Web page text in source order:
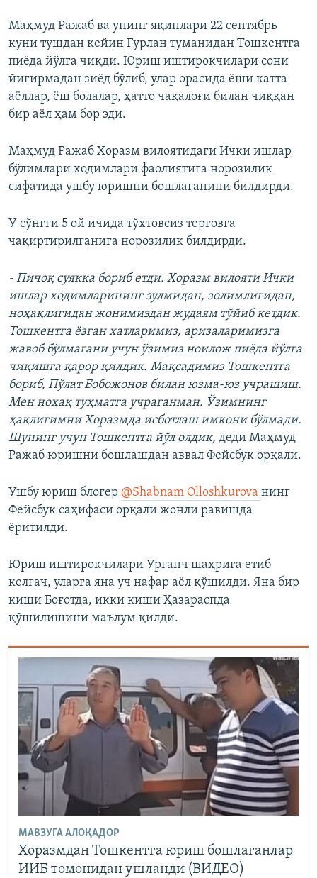
Маҳмуд Ражаб ва унинг яқинлари 22 сентябрь
куни тушдан кейин Гурлан туманидан Тошкентга
пиёда йўлга чиқди. Юриш иштирокчилари сони
йигирмадан зиёд бўлиб, улар орасида ёши катта
аёллар, ёш болалар, ҳатто чақалоғи билан чиққан
бир аёл ҳам бор эди.
Маҳмуд Ражаб Хоразм вилоятидаги Ички ишлар
бўлимлари ходимлари фаолиятига норозилик
сифатида ушбу юришни бошлаганини билдирди.
У сўнгги 5 ой ичида тўхтовсиз терговга
чақиртирилганига норозилик билдирди.
- Пичоқ суякка бориб етди. Хоразм вилояти Ички
ишлар ходимларининг зулмидан, золимлигидан,
ноҳақлигидан жонимиздан жудаям тўйиб кетдик.
Тошкентга ёзган хатларимиз, аризаларимизга
жавоб бўлмагани учун ўзимиз ноилож пиёда йўлга
чиқишга қарор қилдик. Мақсадимиз Тошкентга
бориб, Пўлат Бобожонов билан юзма-юз учрашиш.
Мен ноҳақ туҳматга учраганман. Ўзимнинг
ҳақлигимни Хоразмда исботлаш имкони бўлмади.
Шунинг учун Тошкентга йўл олдик, деди Маҳмуд
Ражаб юришни бошлашдан аввал Фейсбук орқали.
Ушбу юриш блогер @Shabnam Olloshkurova нинг
Фейсбук саҳифаси орқали жонли равишда
ёритилди.
Юриш иштирокчилари Урганч шаҳрига етиб
келгач, уларга яна уч нафар аёл қўшилди. Яна бир
киши Боғотда, икки киши Ҳазараспда
қўшилишини маълум қилди.
МАВЗУГА АЛОҚАДОР
Хоразмдан Тошкентга юриш бошлаганлар
ИИБ томонидан ушланди (ВИДЕО)